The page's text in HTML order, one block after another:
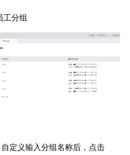
工分组
定义输入分组名称后，点击